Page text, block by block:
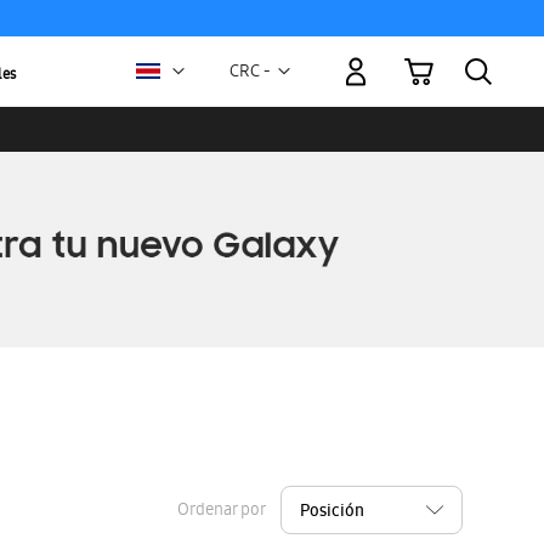
Moneda
CRC -
Mi carrito
Ordenar por